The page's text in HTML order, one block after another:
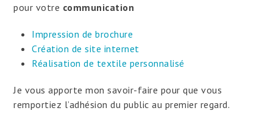
pour votre communication
Impression de brochure
Création de site internet
Réalisation de textile personnalisé
Je vous apporte mon savoir-faire pour que vous
remportiez l’adhésion du public au premier regard.